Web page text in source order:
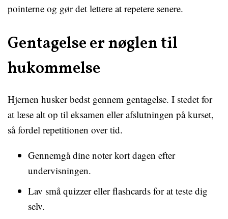
pointerne og gør det lettere at repetere senere.
Gentagelse er nøglen til
hukommelse
Hjernen husker bedst gennem gentagelse. I stedet for
at læse alt op til eksamen eller afslutningen på kurset,
så fordel repetitionen over tid.
Gennemgå dine noter kort dagen efter
undervisningen.
Lav små quizzer eller flashcards for at teste dig
selv.